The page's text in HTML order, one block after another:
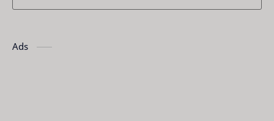
Ads